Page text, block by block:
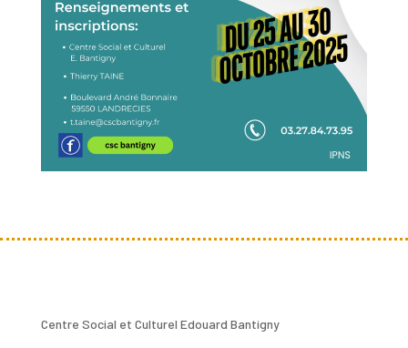
Centre Social et Culturel Edouard Bantigny